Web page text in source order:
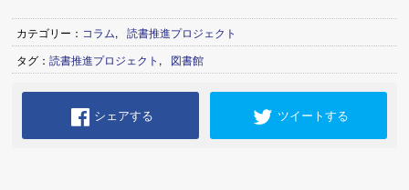
カテゴリー： コラム,
読書推進プロジェクト
タグ：読書推進プロジェクト , 図書館
シェアする ツイートする